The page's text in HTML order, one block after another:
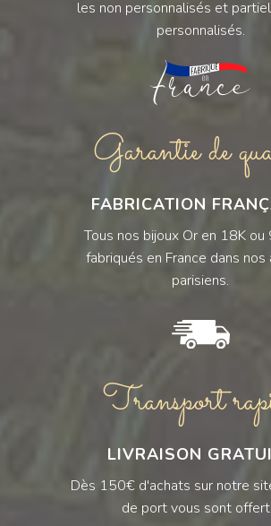
les non personnalisés et
personnalisés.
Garantie de
FABRICATION
Tous nos bijoux Or en 18K ou
fabriqués en France dans
parisiens.
Transport
LIVRAISON
Dès 150€ d'achats sur notre
de port vous sont